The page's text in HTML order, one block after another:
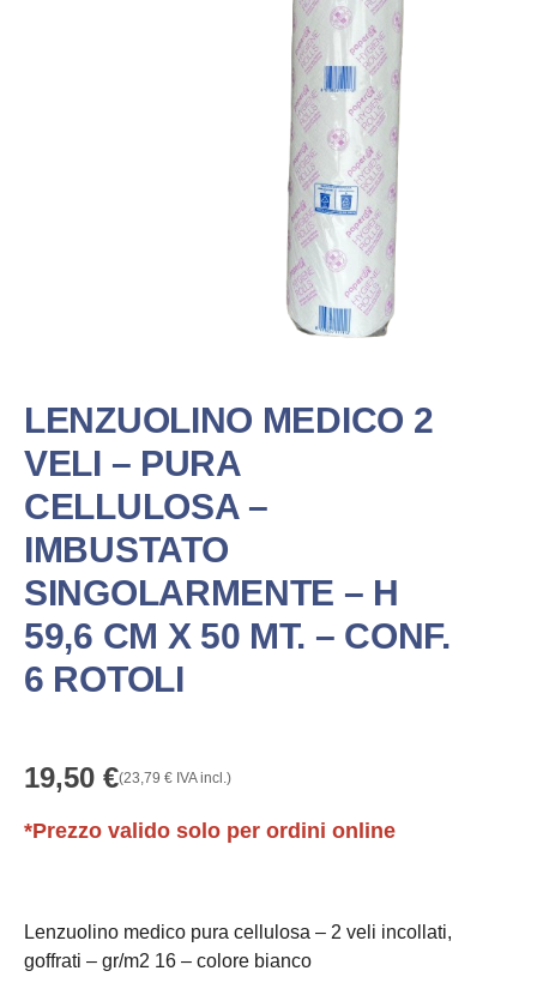
LENZUOLINO MEDICO 2
VELI – PURA
CELLULOSA –
IMBUSTATO
SINGOLARMENTE – H
59,6 CM X 50 MT. – CONF.
6 ROTOLI
19,50 €(23,79 € IVA incl.)
*Prezzo valido solo per ordini online
Lenzuolino medico pura cellulosa – 2 veli incollati,
goffrati – gr/m2 16 – colore bianco